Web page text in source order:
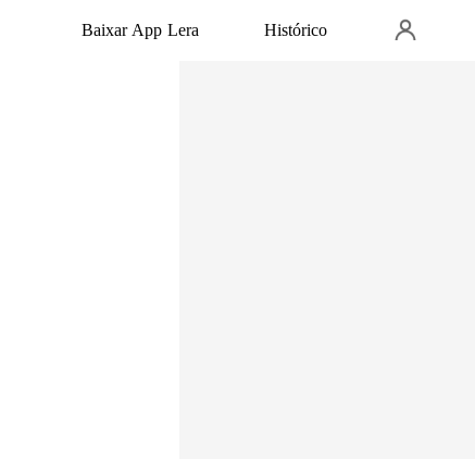
Baixar App Lera Histórico